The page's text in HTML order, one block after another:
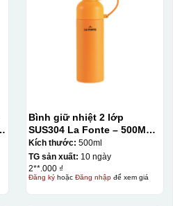
Bình giữ nhiệt 2 lớp
SUS304 La Fonte – 500ML –
012737
Kích thước: 500ml
TG sản xuất: 10 ngày
2**.000 ₫
Đăng kýhoặc Đăng nhậpđể xem giá